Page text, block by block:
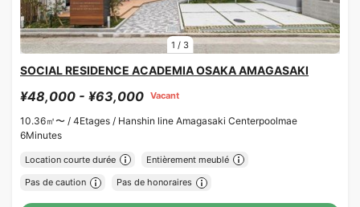
1 / 3
SOCIAL RESIDENCE ACADEMIA OSAKA AMAGASAKI
¥48,000 - ¥63,000 Vacant
10.36㎡〜 / 4Etages / Hanshin line Amagasaki Centerpoolmae
6Minutes
Location courte durée Entièrement meublé
Pas de caution Pas de honoraires